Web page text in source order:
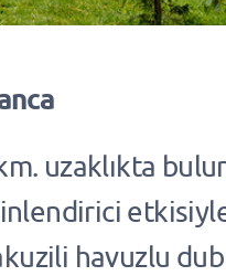
uzaklıkta
havuzlu